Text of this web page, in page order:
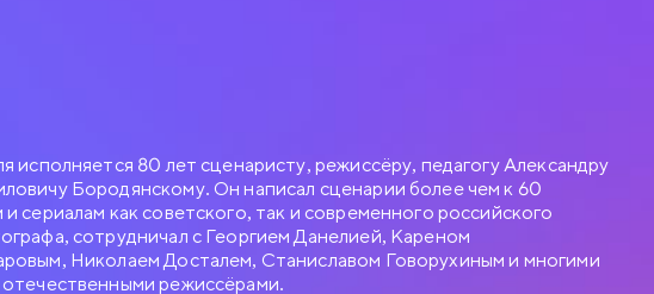
исполняется 80 лет сценаристу, режиссёру, педагогу Александру
Бородянскому. Он написал сценарии более чем к 60
сериалам как советского, так и современного российского
сотрудничал с Георгием Данелией, Кареном
Николаем Досталем, Станиславом Говорухиным и многими
отечественными режиссёрами.